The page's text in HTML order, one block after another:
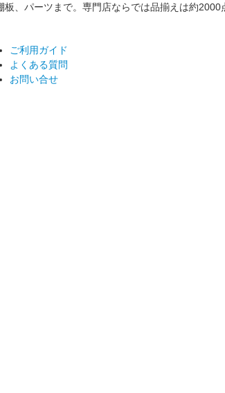
、パーツまで。専門店ならでは品揃えは約2000
ご利用ガイド
よくある質問
お問い合せ